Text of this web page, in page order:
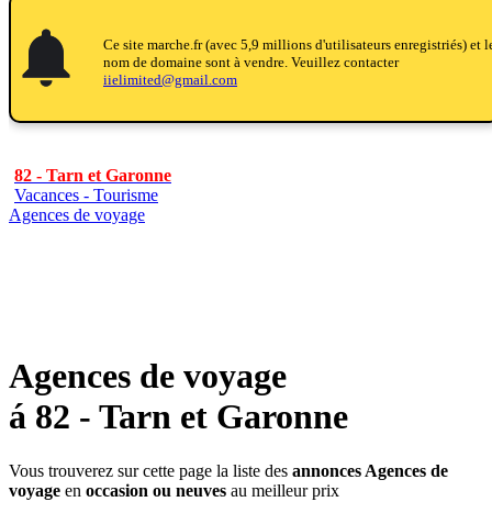
notifications
notifications
Ce site marche.fr (avec 5,9 millions d'utilisateurs enregistriés) et
nom de domaine sont à vendre. Veuillez contacter
iielimited@gmail.com
82 - Tarn et Garonne
Vacances - Tourisme
Agences de voyage
Agences de voyage
á 82 - Tarn et Garonne
Vous trouverez sur cette page la liste des annonces Agences de
voyage en occasion ou neuves au meilleur prix